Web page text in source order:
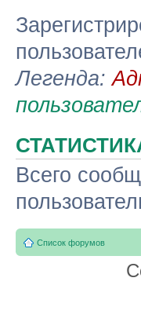
Легенда:
Всего
Список форумов